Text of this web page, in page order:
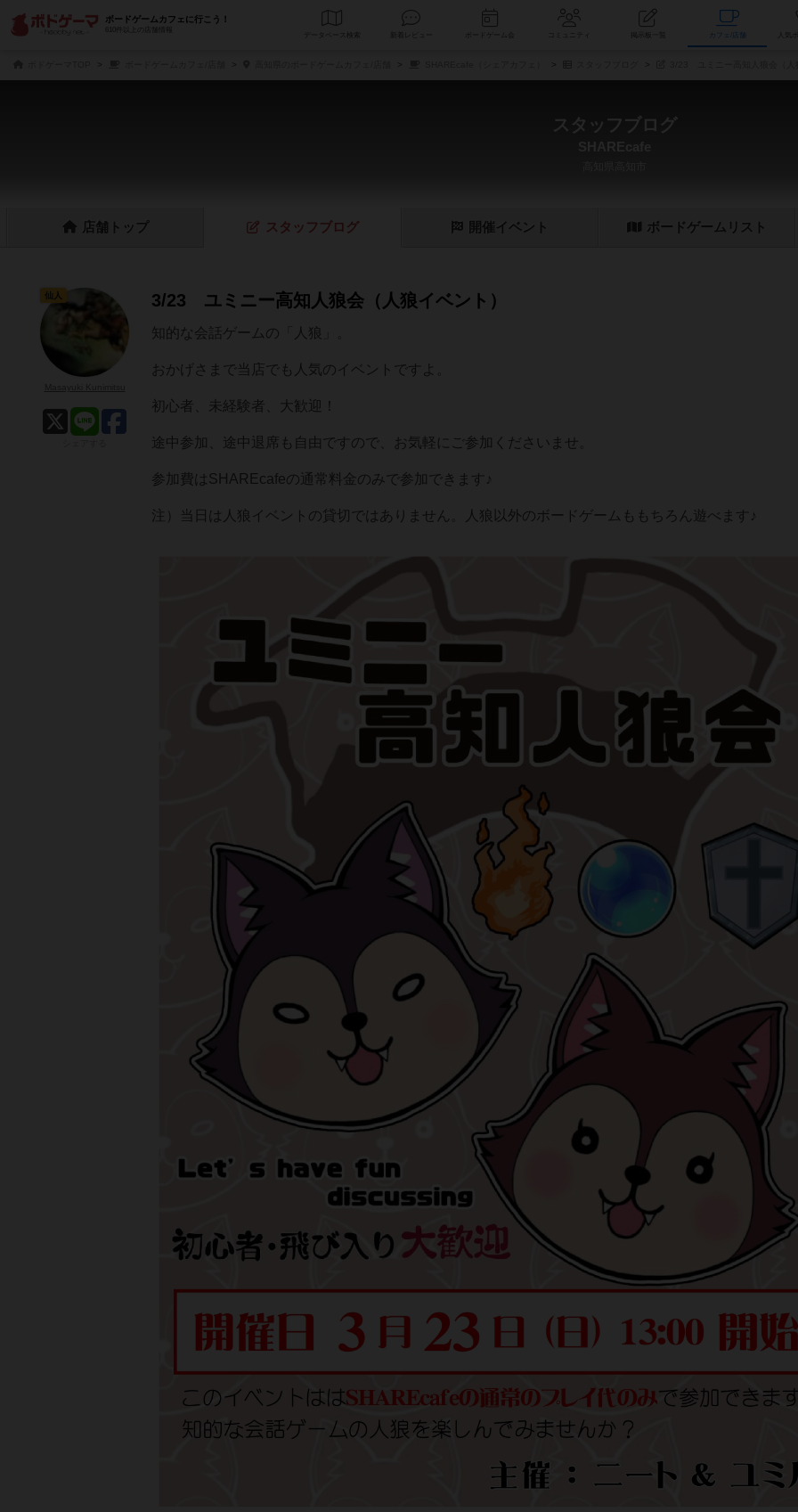
ボードゲームカフェに行こう！
610件以上の店舗情報
データベース コミュニティ 掲示板一覧
スタッフブログ
店舗 トップ スタッフ ブログ 開催イベント ボードゲーム リスト
3/23 ユミニー高知人狼会（人狼イベント）
知的な会話ゲームの「人狼」。
おかげさまで当店でも人気のイベントですよ。
初心者、未経験者、大歓迎！
途中参加、途中退席も自由ですので、お気軽にご参加くださいませ。
参加費はSHAREcafeの通常料金のみで参加できます♪
注）当日は人狼イベントの貸切ではありません。人狼以外のボードゲームももちろん遊べます♪
仙人